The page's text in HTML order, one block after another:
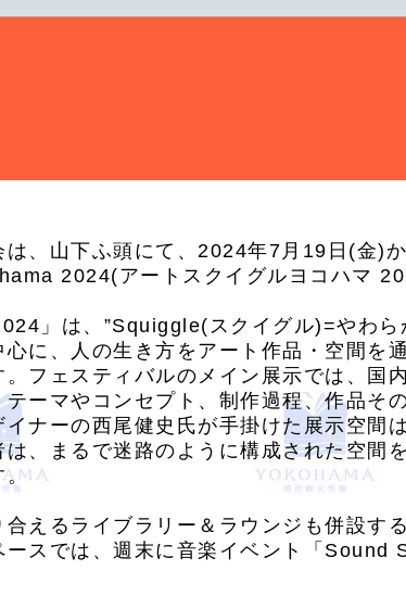
、山下ふ頭にて、2024年7月19日(金)
2024(アートスクイグルヨコハマ
」は、”Squiggle(スクイグル)=やわら
に、人の生き方をアート作品・空間を
フェスティバルのメイン展示では、国
ーマやコンセプト、制作過程、作品そ
ナーの西尾健史氏が手掛けた展示空間
、まるで迷路のように構成された空間
。
えるライブラリー＆ラウンジも併設す
ースでは、週末に音楽イベント「Sound